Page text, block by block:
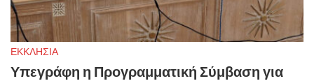
ΕΚΚΛΗΣΙΑ
Υπεγράφη η Προγραμματική Σύμβαση για